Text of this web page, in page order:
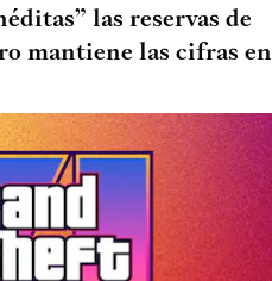
las reservas de
mantiene las cifras en